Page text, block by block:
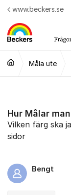
Hoppa till innehåll
www.beckers.se
Måla ute
Hur Målar
Vilken färg ska
sidor
Bengt